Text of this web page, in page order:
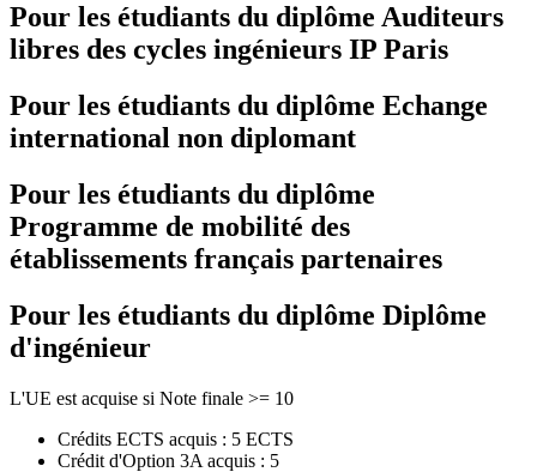
Pour les étudiants du diplôme Auditeurs
libres des cycles ingénieurs IP Paris
Pour les étudiants du diplôme Echange
international non diplomant
Pour les étudiants du diplôme
Programme de mobilité des
établissements français partenaires
Pour les étudiants du diplôme Diplôme
d'ingénieur
L'UE est acquise si Note finale >= 10
Crédits ECTS acquis : 5 ECTS
Crédit d'Option 3A acquis : 5